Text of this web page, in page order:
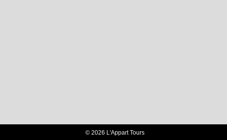
© 2026 L'Appart Tours